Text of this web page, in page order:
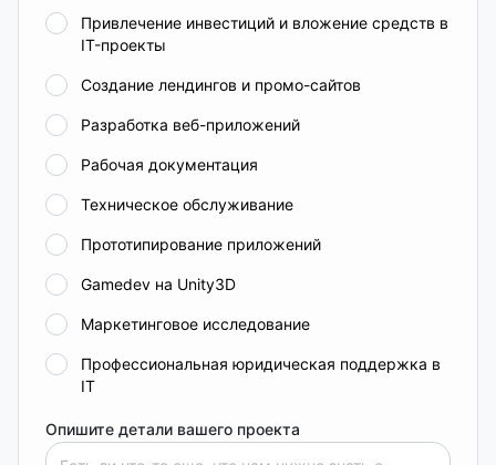
Привлечение инвестиций и вложение средств в
IT-проекты
Создание лендингов и промо-сайтов
Разработка веб-приложений
Рабочая документация
Техническое обслуживание
Прототипирование приложений
Gamedev на Unity3D
Маркетинговое исследование
Профессиональная юридическая поддержка в
IT
Опишите детали вашего проекта